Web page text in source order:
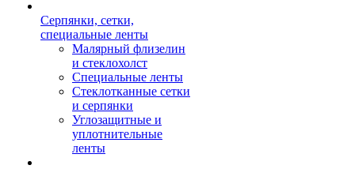
Серпянки, сетки,
специальные ленты
Малярный флизелин
и стеклохолст
Специальные ленты
Стеклотканные сетки
и серпянки
Углозащитные и
уплотнительные
ленты